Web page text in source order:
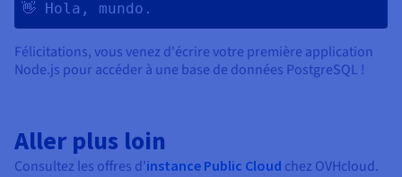
Félicitations, vous venez d'écrire votre première application
Node.js pour accéder à une base de données PostgreSQL !
Aller plus loin
Consultez les offres d'instance Public Cloud chez OVHcloud.